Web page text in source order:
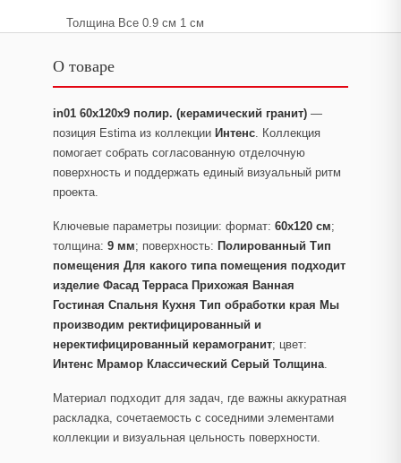
Толщина Все 0.9 см 1 см
О товаре
in01 60x120х9 полир. (керамический гранит) —
позиция Estima из коллекции Интенс. Коллекция
помогает собрать согласованную отделочную
поверхность и поддержать единый визуальный ритм
проекта.
Ключевые параметры позиции: формат: 60x120 см;
толщина: 9 мм; поверхность: Полированный Тип
помещения Для какого типа помещения подходит
изделие Фасад Терраса Прихожая Ванная
Гостиная Спальня Кухня Тип обработки края Мы
производим ректифицированный и
неректифицированный керамогранит; цвет:
Интенс Мрамор Классический Серый Толщина.
Материал подходит для задач, где важны аккуратная
раскладка, сочетаемость с соседними элементами
коллекции и визуальная цельность поверхности.